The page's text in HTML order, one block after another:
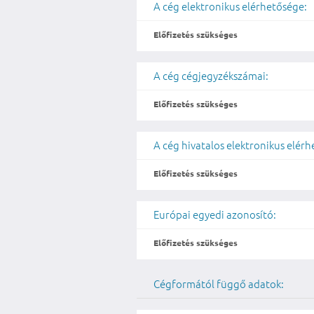
A cég elektronikus elérhetősége:
Előfizetés szükséges
A cég cégjegyzékszámai:
Előfizetés szükséges
A cég hivatalos elektronikus
Előfizetés szükséges
Európai egyedi azonosító:
Előfizetés szükséges
Cégformától függő adatok: